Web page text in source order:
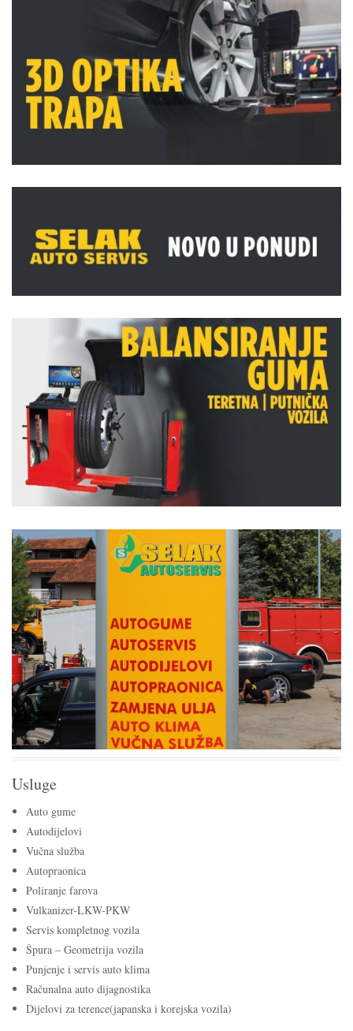
Usluge
Auto gume
Autodijelovi
Vučna služba
Autopraonica
Poliranje farova
Vulkanizer-LKW-PKW
Servis kompletnog vozila
Špura – Geometrija vozila
Punjenje i servis auto klima
Računalna auto dijagnostika
Dijelovi za terence(japanska i korejska vozila)